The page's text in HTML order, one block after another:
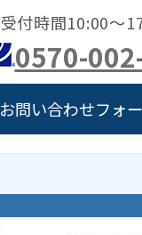
受付時間10:00～
0570-
お問い合わせフォ